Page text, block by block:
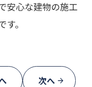
安心な建物の施工
。
次へ